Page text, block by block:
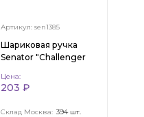
Артикул: sen1385
Шариковая ручка
Senator "Challenger
Цена:
203 ₽
Склад Москва: 394 шт.